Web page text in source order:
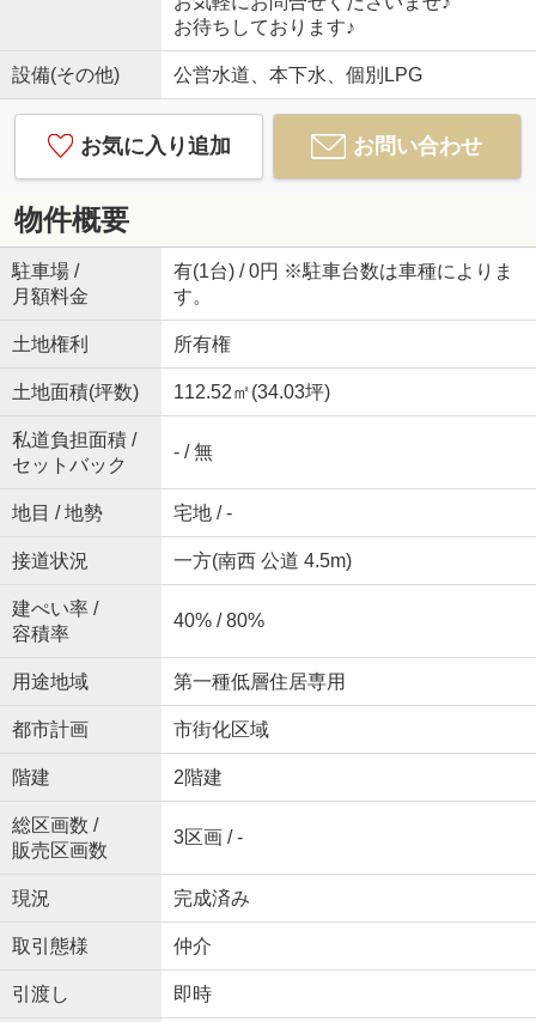
お待ちしております♪
設備(その他) 公営水道、本下水、個別LPG
お気に入り追加 お問い合わせ
物件概要
駐車場 /
月額料金
有(1台) / 0円 ※駐車台数は車種によりま
す。
土地権利 所有権
土地面積(坪数) 112.52㎡(34.03坪)
私道負担面積 /
セットバック
- / 無
地目 / 地勢 宅地 / -
接道状況 一方(南西 公道 4.5m)
建ぺい率 /
容積率
40% / 80%
用途地域 第一種低層住居専用
都市計画 市街化区域
階建 2階建
総区画数 /
販売区画数
3区画 / -
現況 完成済み
取引態様 仲介
引渡し 即時